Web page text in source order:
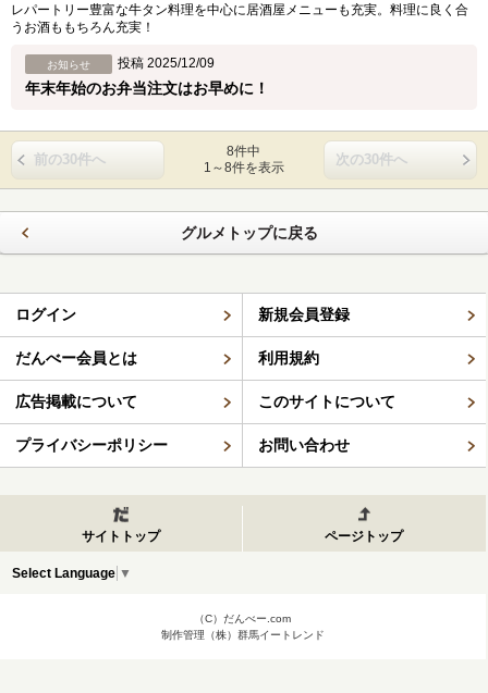
レパートリー豊富な牛タン料理を中心に居酒屋メニューも充実。料理に良く合
うお酒ももちろん充実！
お知らせ 投稿 2025/12/09
年末年始のお弁当注文はお早めに！
前の30件へ
8件中
1～8件を表示
次の30件へ
グルメトップに戻る
ログイン 新規会員登録
だんべー会員とは 利用規約
広告掲載について このサイトについて
プライバシーポリシー お問い合わせ
サイトトップ ページトップ
Select Language ▼
（C）だんべー.com
制作管理（株）群馬イートレンド